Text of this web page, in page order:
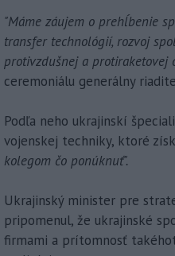
"Máme záujem o prehĺbenie
transfer technológií, rozvoj
protivzdušnej a protiraketovej
ceremoniálu generálny
Podľa neho ukrajinskí
vojenskej techniky, ktoré
kolegom čo ponúknuť".
Ukrajinský minister pre
pripomenul, že ukrajinské
firmami a prítomnosť